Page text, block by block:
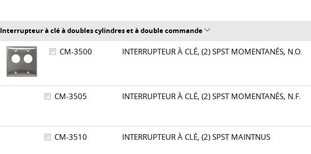
Interrupteur à clé à doubles cylindres et à double commande
CM-3500 INTERRUPTEUR À CLÉ, (2) SPST MOMENTANÉS, N.O.
CM-3505 INTERRUPTEUR À CLÉ, (2) SPST MOMENTANÉS, N.F.
CM-3510 INTERRUPTEUR À CLÉ, (2) SPST MAINTNUS